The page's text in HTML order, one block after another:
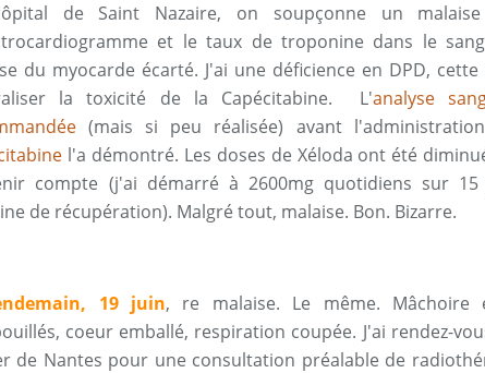
de Saint Nazaire, on soupçonne un
et le taux de troponine dans le
du myocarde écarté. J'ai une déficience en DPD,
la toxicité de la Capécitabine. L'analyse
(mais si peu réalisée) avant
l'a démontré. Les doses de Xéloda ont été
compte (j'ai démarré à 2600mg quotidiens sur
de récupération). Malgré tout, malaise. Bon. Bizarre.
19 juin, re malaise. Le même. Mâchoire
coeur emballé, respiration coupée. J'ai rendez-
de Nantes pour une consultation préalable de